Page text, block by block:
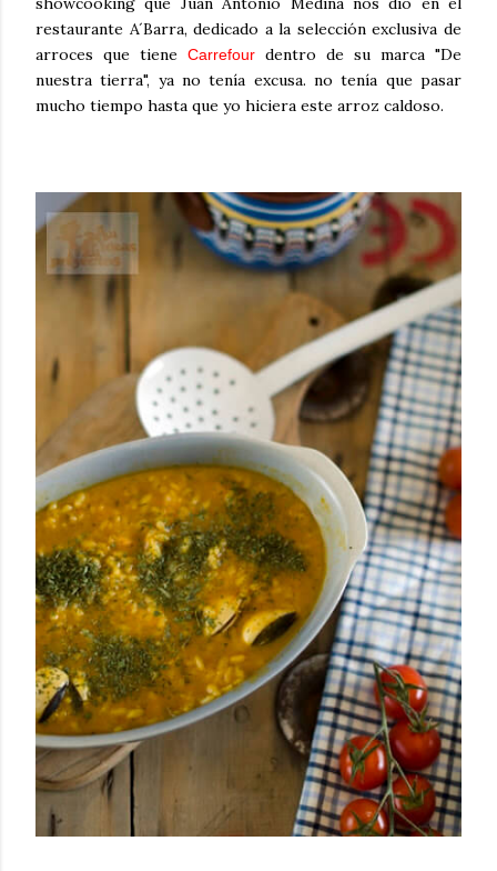
restaurante A´Barra, dedicado a la selección exclusiva de
arroces que tiene Carrefour dentro de su marca "De
nuestra tierra", ya no tenía excusa. no tenía que pasar
mucho tiempo hasta que yo hiciera este arroz caldoso.